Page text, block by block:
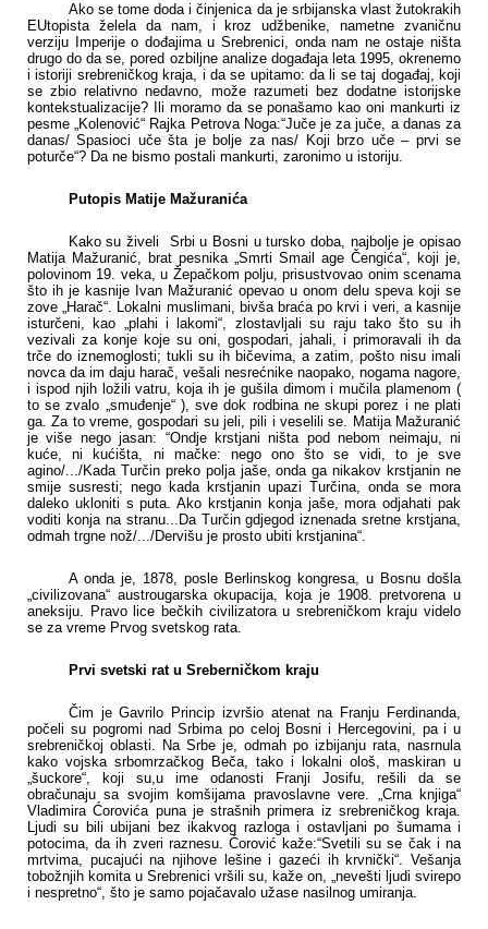
Ako se tome doda i činjenica da je srbijanska vlast žutokrakih
EUtopista želela da nam, i kroz udžbenike, nametne zvaničnu
verziju Imperije o dođajima u Srebrenici, onda nam ne ostaje ništa
drugo do da se, pored ozbiljne analize događaja leta 1995, okrenemo
i istoriji srebreničkog kraja, i da se upitamo: da li se taj događaj, koji
se zbio relativno nedavno, može razumeti bez dodatne istorijske
kontekstualizacije? Ili moramo da se ponašamo kao oni mankurti iz
pesme „Kolenović“ Rajka Petrova Noga:“Juče je za juče, a danas za
danas/ Spasioci uče šta je bolje za nas/ Koji brzo uče – prvi se
poturče“? Da ne bismo postali mankurti, zaronimo u istoriju.
Putopis Matije Mažuranića
Kako su živeli Srbi u Bosni u tursko doba, najbolje je opisao
Matija Mažuranić, brat pesnika „Smrti Smail age Čengića“, koji je,
polovinom 19. veka, u Žepačkom polju, prisustvovao onim scenama
što ih je kasnije Ivan Mažuranić opevao u onom delu speva koji se
zove „Harač“. Lokalni muslimani, bivša braća po krvi i veri, a kasnije
isturčeni, kao „plahi i lakomi“, zlostavljali su raju tako što su ih
vezivali za konje koje su oni, gospodari, jahali, i primoravali ih da
trče do iznemoglosti; tukli su ih bičevima, a zatim, pošto nisu imali
novca da im daju harač, vešali nesrećnike naopako, nogama nagore,
i ispod njih ložili vatru, koja ih je gušila dimom i mučila plamenom (
to se zvalo „smuđenje“ ), sve dok rodbina ne skupi porez i ne plati
ga. Za to vreme, gospodari su jeli, pili i veselili se. Matija Mažuranić
je više nego jasan: “Ondje krstjani ništa pod nebom neimaju, ni
kuće, ni kućišta, ni mačke: nego ono što se vidi, to je sve
agino/.../Kada Turčin preko polja jaše, onda ga nikakov krstjanin ne
smije susresti; nego kada krstjanin upazi Turčina, onda se mora
daleko ukloniti s puta. Ako krstjanin konja jaše, mora odjahati pak
voditi konja na stranu...Da Turčin gdjegod iznenada sretne krstjana,
odmah trgne nož/.../Dervišu je prosto ubiti krstjanina“.
A onda je, 1878, posle Berlinskog kongresa, u Bosnu došla
„civilizovana“ austrougarska okupacija, koja je 1908. pretvorena u
aneksiju. Pravo lice bečkih civilizatora u srebreničkom kraju videlo
se za vreme Prvog svetskog rata.
Prvi svetski rat u Sreberničkom kraju
Čim je Gavrilo Princip izvršio atenat na Franju Ferdinanda,
počeli su pogromi nad Srbima po celoj Bosni i Hercegovini, pa i u
srebreničkoj oblasti. Na Srbe je, odmah po izbijanju rata, nasrnula
kako vojska srbomrzačkog Beča, tako i lokalni ološ, maskiran u
„šuckore“, koji su,u ime odanosti Franji Josifu, rešili da se
obračunaju sa svojim komšijama pravoslavne vere. „Crna knjiga“
Vladimira Ćorovića puna je strašnih primera iz srebreničkog kraja.
Ljudi su bili ubijani bez ikakvog razloga i ostavljani po šumama i
potocima, da ih zveri raznesu. Ćorović kaže:“Svetili su se čak i na
mrtvima, pucajući na njihove lešine i gazeći ih krvnički“. Vešanja
tobožnjih komita u Srebrenici vršili su, kaže on, „nevešti ljudi svirepo
i nespretno“, što je samo pojačavalo užase nasilnog umiranja.